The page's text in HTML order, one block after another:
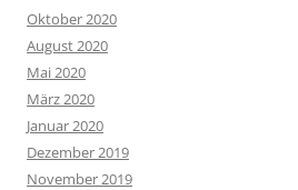
Oktober 2020
August 2020
Mai 2020
März 2020
Januar 2020
Dezember 2019
November 2019